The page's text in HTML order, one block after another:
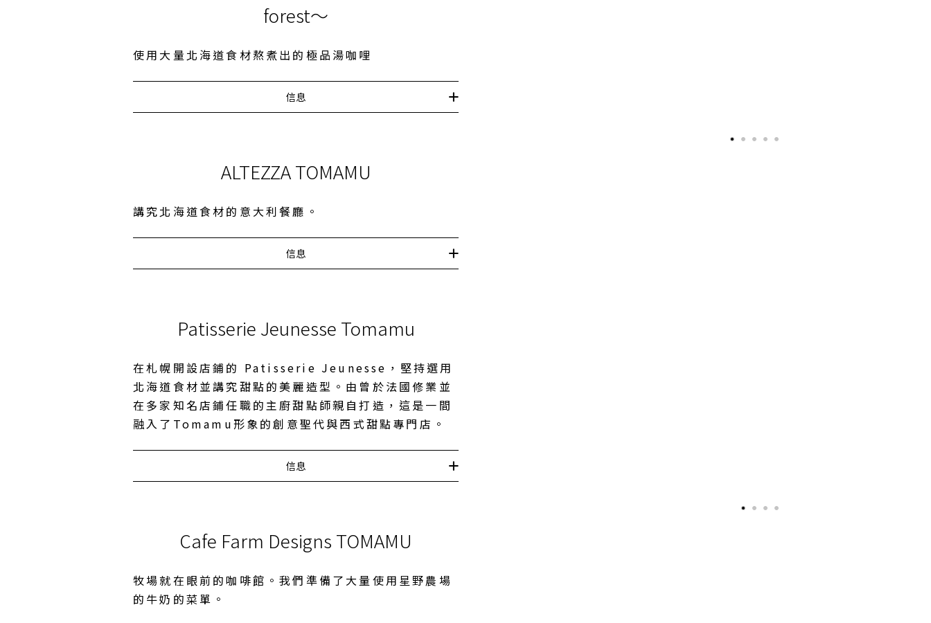
forest〜
使用大量北海道食材熬煮出的極品湯咖哩
信息
ALTEZZA TOMAMU
講究北海道食材的意大利餐廳。
信息
Patisserie Jeunesse Tomamu
在札幌開設店鋪的 Patisserie Jeunesse，堅持選用
北海道食材並講究甜點的美麗造型。由曾於法國修業並
在多家知名店鋪任職的主廚甜點師親自打造，這是一間
融入了Tomamu形象的創意聖代與西式甜點專門店。
信息
Cafe Farm Designs TOMAMU
牧場就在眼前的咖啡館。我們準備了大量使用星野農場
的牛奶的菜單。